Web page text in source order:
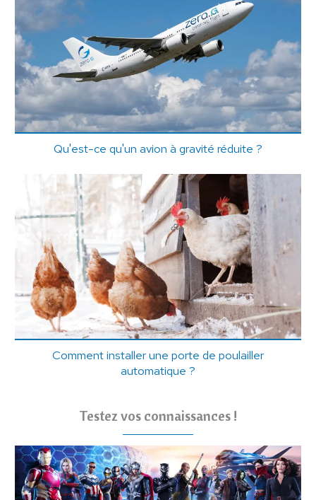
Qu'est-ce qu'un avion à gravité réduite ?
Comment installer une porte de poulailler
automatique ?
Testez vos connaissances !